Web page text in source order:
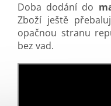
Doba dodání do
Zboží ještě
opačnou stranu
bez vad.